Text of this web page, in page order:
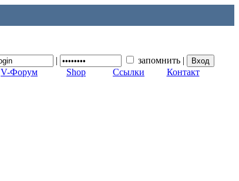
| запомнить |
V-Форум Shop Ссылки Контакт